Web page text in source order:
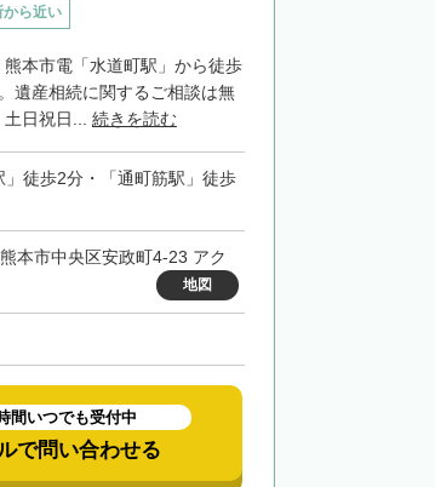
から近い
本市電「水道町駅」から徒歩
遺産相続に関するご相談は無
日祝日... 続きを読む
徒歩2分・「通町筋駅」徒歩
本市中央区安政町4-23 アク
地図
間いつでも受付中
で問い合わせる